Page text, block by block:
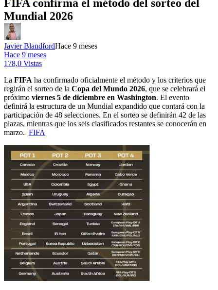
FIFA confirma el método del sorteo del
Mundial 2026
Javier BlandfordHace 9 meses
Hace 9 meses
178,0 Vistas
La FIFA ha confirmado oficialmente el método y los criterios que
regirán el sorteo de la Copa del Mundo 2026, que se celebrará el
próximo viernes 5 de diciembre en Washington. El evento
definirá la estructura de un Mundial expandido que contará con la
participación de 48 selecciones. En el sorteo se definirán 42 de las
plazas, mientras que los seis clasificados restantes se conocerán en
marzo. FIFA